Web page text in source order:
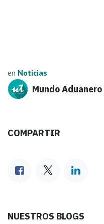
en Noticias
Mundo Aduanero
COMPARTIR
NUESTROS BLOGS